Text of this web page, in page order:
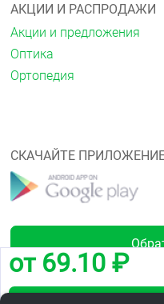
от 69.10 ₽
АКЦИИ И РАСПРОДАЖИ
Акции и предложения
Оптика
Ортопедия
СКАЧАЙТЕ